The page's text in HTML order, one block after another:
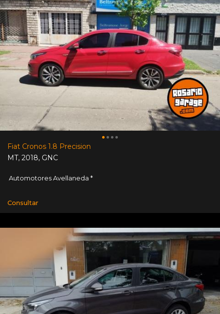
Fiat Cronos 1.8 Precision
MT, 2018, GNC
Automotores Avellaneda *
Consultar